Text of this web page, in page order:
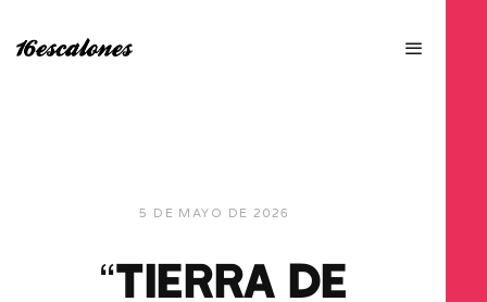
5 DE MAYO DE 2026
“TIERRA DE